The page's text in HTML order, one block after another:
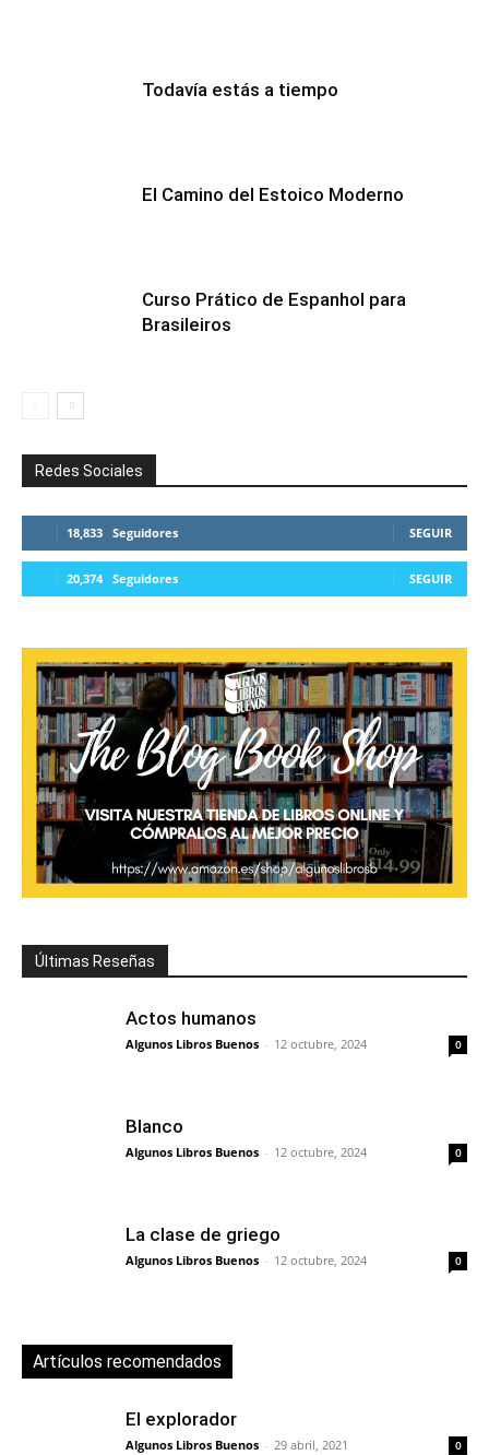
Todavía estás a tiempo
El Camino del Estoico Moderno
Curso Prático de Espanhol para
Brasileiros
Redes Sociales
18,833 Seguidores SEGUIR
20,374 Seguidores SEGUIR
Últimas Reseñas
Actos humanos
Algunos Libros Buenos - 12 octubre, 2024 0
Blanco
Algunos Libros Buenos - 12 octubre, 2024 0
La clase de griego
Algunos Libros Buenos - 12 octubre, 2024 0
Artículos recomendados
El explorador
Algunos Libros Buenos - 29 abril, 2021 0